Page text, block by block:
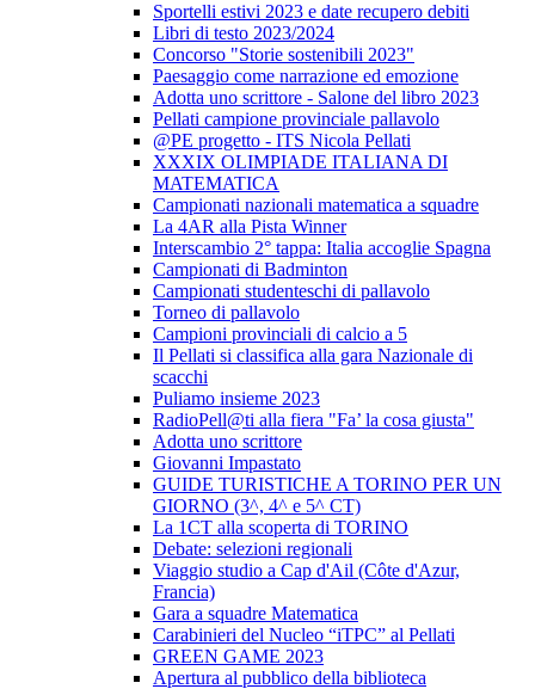
Sportelli estivi 2023 e date recupero debiti
Libri di testo 2023/2024
Concorso "Storie sostenibili 2023"
Paesaggio come narrazione ed emozione
Adotta uno scrittore - Salone del libro 2023
Pellati campione provinciale pallavolo
@PE progetto - ITS Nicola Pellati
XXXIX OLIMPIADE ITALIANA DI
MATEMATICA
Campionati nazionali matematica a squadre
La 4AR alla Pista Winner
Interscambio 2° tappa: Italia accoglie Spagna
Campionati di Badminton
Campionati studenteschi di pallavolo
Torneo di pallavolo
Campioni provinciali di calcio a 5
Il Pellati si classifica alla gara Nazionale di
scacchi
Puliamo insieme 2023
RadioPell@ti alla fiera "Fa’ la cosa giusta"
Adotta uno scrittore
Giovanni Impastato
GUIDE TURISTICHE A TORINO PER UN
GIORNO (3^, 4^ e 5^ CT)
La 1CT alla scoperta di TORINO
Debate: selezioni regionali
Viaggio studio a Cap d'Ail (Côte d'Azur,
Francia)
Gara a squadre Matematica
Carabinieri del Nucleo “iTPC” al Pellati
GREEN GAME 2023
Apertura al pubblico della biblioteca